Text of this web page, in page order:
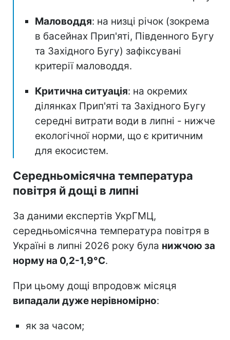
Маловоддя: на низці річок (зокрема
в басейнах Прип'яті, Південного Бугу
та Західного Бугу) зафіксувані
критерії маловоддя.
Критична ситуація: на окремих
ділянках Прип'яті та Західного Бугу
середні витрати води в липні - нижче
екологічної норми, що є критичним
для екосистем.
Середньомісячна температура
повітря й дощі в липні
За даними експертів УкрГМЦ,
середньомісячна температура повітря в
Україні в липні 2026 року була нижчою за
норму на 0,2-1,9°C.
При цьому дощі впродовж місяця
випадали дуже нерівномірно:
як за часом;